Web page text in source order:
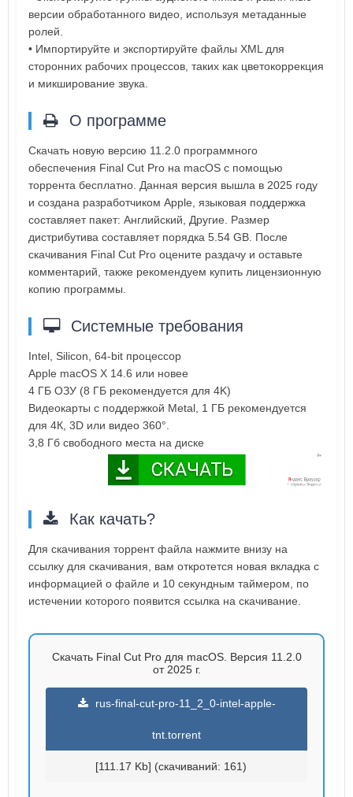
версии обработанного видео, используя метаданные
ролей.
• Импортируйте и экспортируйте файлы XML для
сторонних рабочих процессов, таких как цветокоррекция
и микширование звука.
О программе
Скачать новую версию 11.2.0 программного
обеспечения Final Cut Pro на macOS с помощью
торрента бесплатно. Данная версия вышла в 2025 году
и создана разработчиком Apple, языковая поддержка
составляет пакет: Английский, Другие. Размер
дистрибутива составляет порядка 5.54 GB. После
скачивания Final Cut Pro оцените раздачу и оставьте
комментарий, также рекомендуем купить лицензионную
копию программы.
Системные требования
Intel, Silicon, 64-bit процессор
Apple macOS X 14.6 или новее
4 ГБ ОЗУ (8 ГБ рекомендуется для 4K)
Видеокарты с поддержкой Metal, 1 ГБ рекомендуется
для 4К, 3D или видео 360°.
3,8 Гб свободного места на диске
Как качать?
Для скачивания торрент файла нажмите внизу на
ссылку для скачивания, вам откротется новая вкладка с
информацией о файле и 10 секундным таймером, по
истечении которого появится ссылка на скачивание.
Скачать Final Cut Pro для macOS. Версия 11.2.0
от 2025 г.
rus-final-cut-pro-11_2_0-intel-apple-
tnt.torrent
[111.17 Kb] (cкачиваний: 161)